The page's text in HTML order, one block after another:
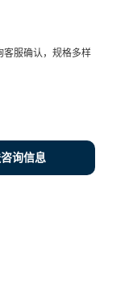
客服确认，规格多样
询信息